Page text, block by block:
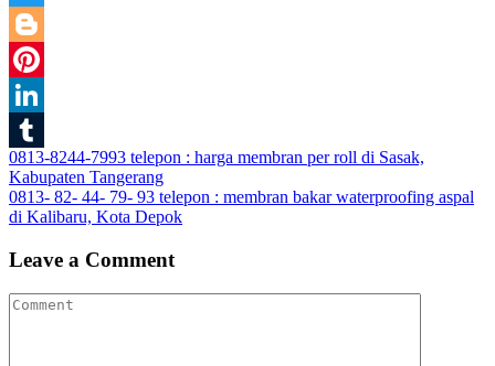
Twitter
Blogger
Pinterest
LinkedIn
Tumblr
Post
navigation
0813-8244-7993 telepon : harga membran per roll di Sasak,
Kabupaten Tangerang
0813- 82- 44- 79- 93 telepon : membran bakar waterproofing aspal
di Kalibaru, Kota Depok
Leave a Comment